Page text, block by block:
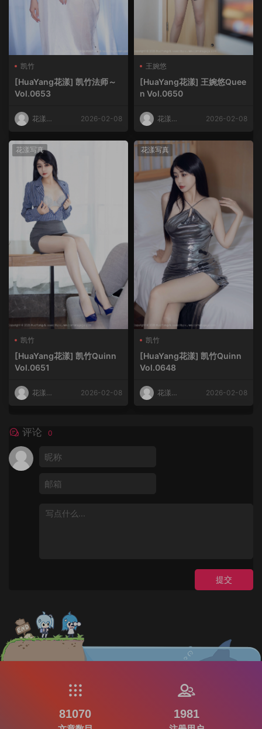
凯竹
[HuaYang花漾] 凯竹法师～
Vol.0653
花漾
2026-02-08
王婉悠
[HuaYang花漾] 王婉悠Quee
n Vol.0650
花漾
2026-02-08
花漾写真
凯竹
[HuaYang花漾] 凯竹Quinn
Vol.0651
花漾
2026-02-08
花漾写真
凯竹
[HuaYang花漾] 凯竹Quinn
Vol.0648
花漾
2026-02-08
评论 0
提交
81070 1981